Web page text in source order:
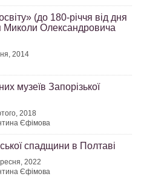
(до 180-річчя від дня
Миколи Олександровича
2014
музеїв Запорізької
2018
Єфімова
спадщини в Полтаві
2022
Єфімова